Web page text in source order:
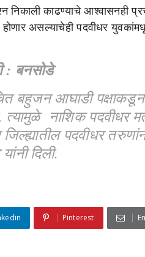
निकाली काढण्याचे आश्वासनही
होणार असल्याचेही पदवीधर
: बनसोडे
बहुजन आघाडी
त्यामुळे नाशिक पदवीधर
पदवीधर
दिली.
Pinterest